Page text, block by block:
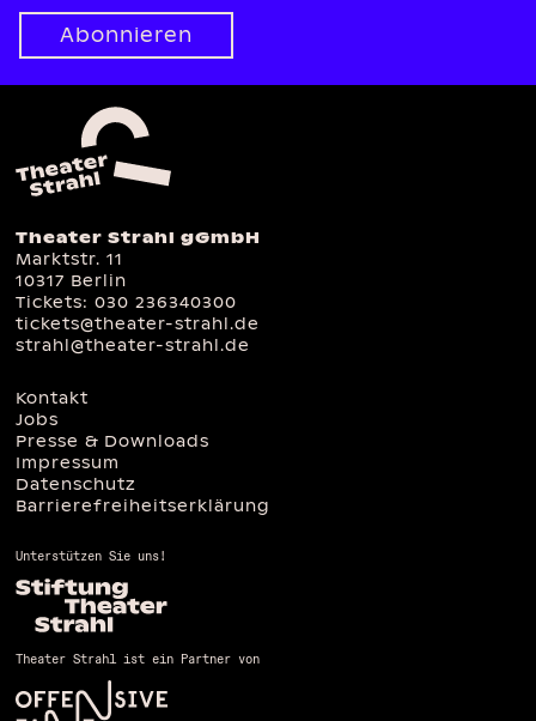
Abonnieren
Theater Strahl gGmbH
Marktstr. 11
10317 Berlin
Tickets:030 236340300
tickets@theater-strahl.de
strahl@theater-strahl.de
Kontakt
Jobs
Presse & Downloads
Impressum
Datenschutz
Barrierefreiheitserklärung
Unterstützen Sie uns!
Theater Strahl ist ein Partner von